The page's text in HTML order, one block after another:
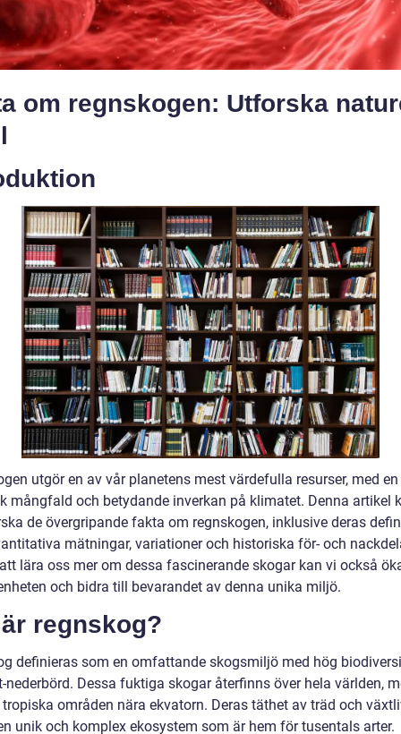
om regnskogen: Utforska
utgör en av vår planetens mest värdefulla resurser, med
mångfald och betydande inverkan på klimatet. Denna artikel
de övergripande fakta om regnskogen, inklusive deras
mätningar, variationer och historiska för- och
lära oss mer om dessa fascinerande skogar kan vi också
och bidra till bevarandet av denna unika miljö.
regnskog?
definieras som en omfattande skogsmiljö med hög
nederbörd. Dessa fuktiga skogar återfinns över hela världen,
områden nära ekvatorn. Deras täthet av träd och
unik och komplex ekosystem som är hem för tusentals arter.